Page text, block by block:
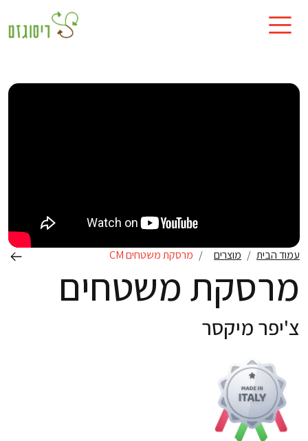
עמוד הבית מוצרים מרסקת משטחים CM
מרסקת משטחים
צ'יפר מיקסר